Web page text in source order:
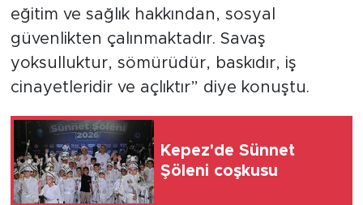
eğitim ve sağlık hakkından, sosyal
güvenlikten çalınmaktadır. Savaş
yoksulluktur, sömürüdür, baskıdır, iş
cinayetleridir ve açlıktır” diye konuştu.
Kepez'de Sünnet
Şöleni coşkusu